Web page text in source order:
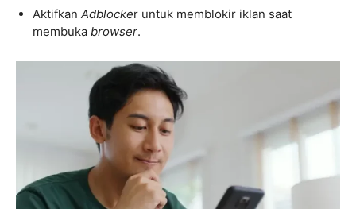
Aktifkan Adblocker untuk memblokir iklan saat
membuka browser.